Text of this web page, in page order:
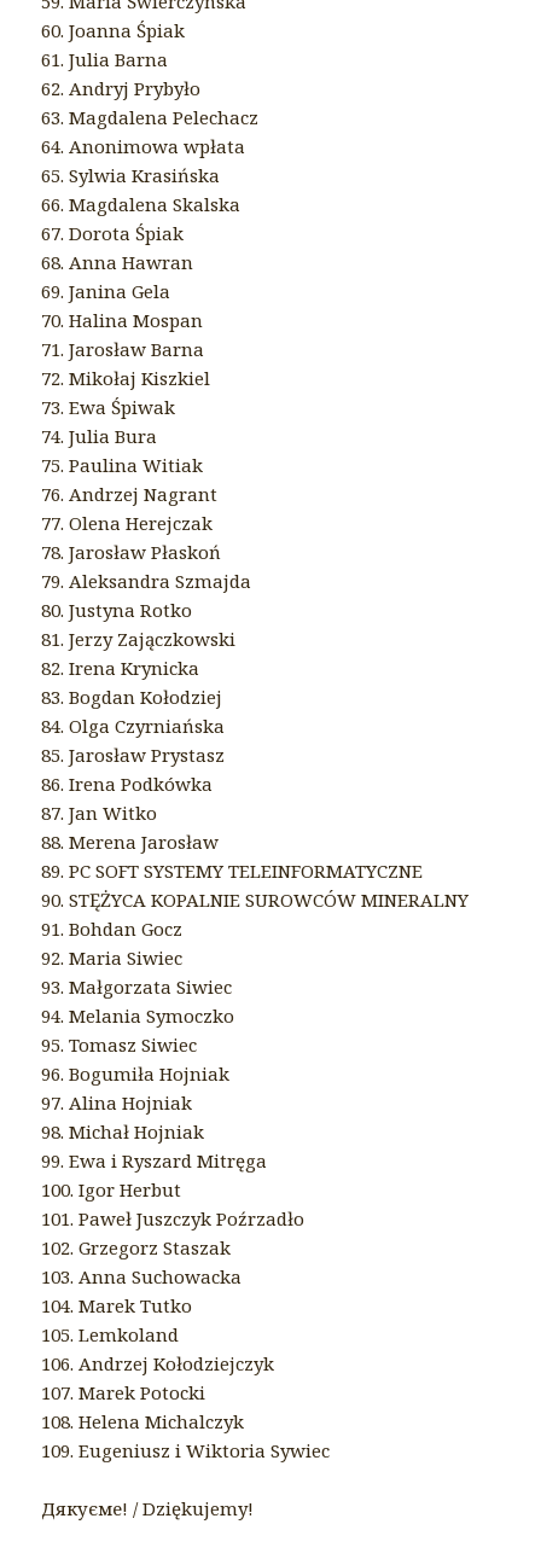
60. Joanna Śpiak
61. Julia Barna
62. Andryj Prybyło
63. Magdalena Pelechacz
64. Anonimowa wpłata
65. Sylwia Krasińska
66. Magdalena Skalska
67. Dorota Śpiak
68. Anna Hawran
69. Janina Gela
70. Halina Mospan
71. Jarosław Barna
72. Mikołaj Kiszkiel
73. Ewa Śpiwak
74. Julia Bura
75. Paulina Witiak
76. Andrzej Nagrant
77. Olena Herejczak
78. Jarosław Płaskoń
79. Aleksandra Szmajda
80. Justyna Rotko
81. Jerzy Zajączkowski
82. Irena Krynicka
83. Bogdan Kołodziej
84. Olga Czyrniańska
85. Jarosław Prystasz
86. Irena Podkówka
87. Jan Witko
88. Merena Jarosław
89. PC SOFT SYSTEMY TELEINFORMATYCZNE
90. STĘŻYCA KOPALNIE SUROWCÓW MINERALNY
91. Bohdan Gocz
92. Maria Siwiec
93. Małgorzata Siwiec
94. Melania Symoczko
95. Tomasz Siwiec
96. Bogumiła Hojniak
97. Alina Hojniak
98. Michał Hojniak
99. Ewa i Ryszard Mitręga
100. Igor Herbut
101. Paweł Juszczyk Poźrzadło
102. Grzegorz Staszak
103. Anna Suchowacka
104. Marek Tutko
105. Lemkoland
106. Andrzej Kołodziejczyk
107. Marek Potocki
108. Helena Michalczyk
109. Eugeniusz i Wiktoria Sywiec
Дякуєме! / Dziękujemy!